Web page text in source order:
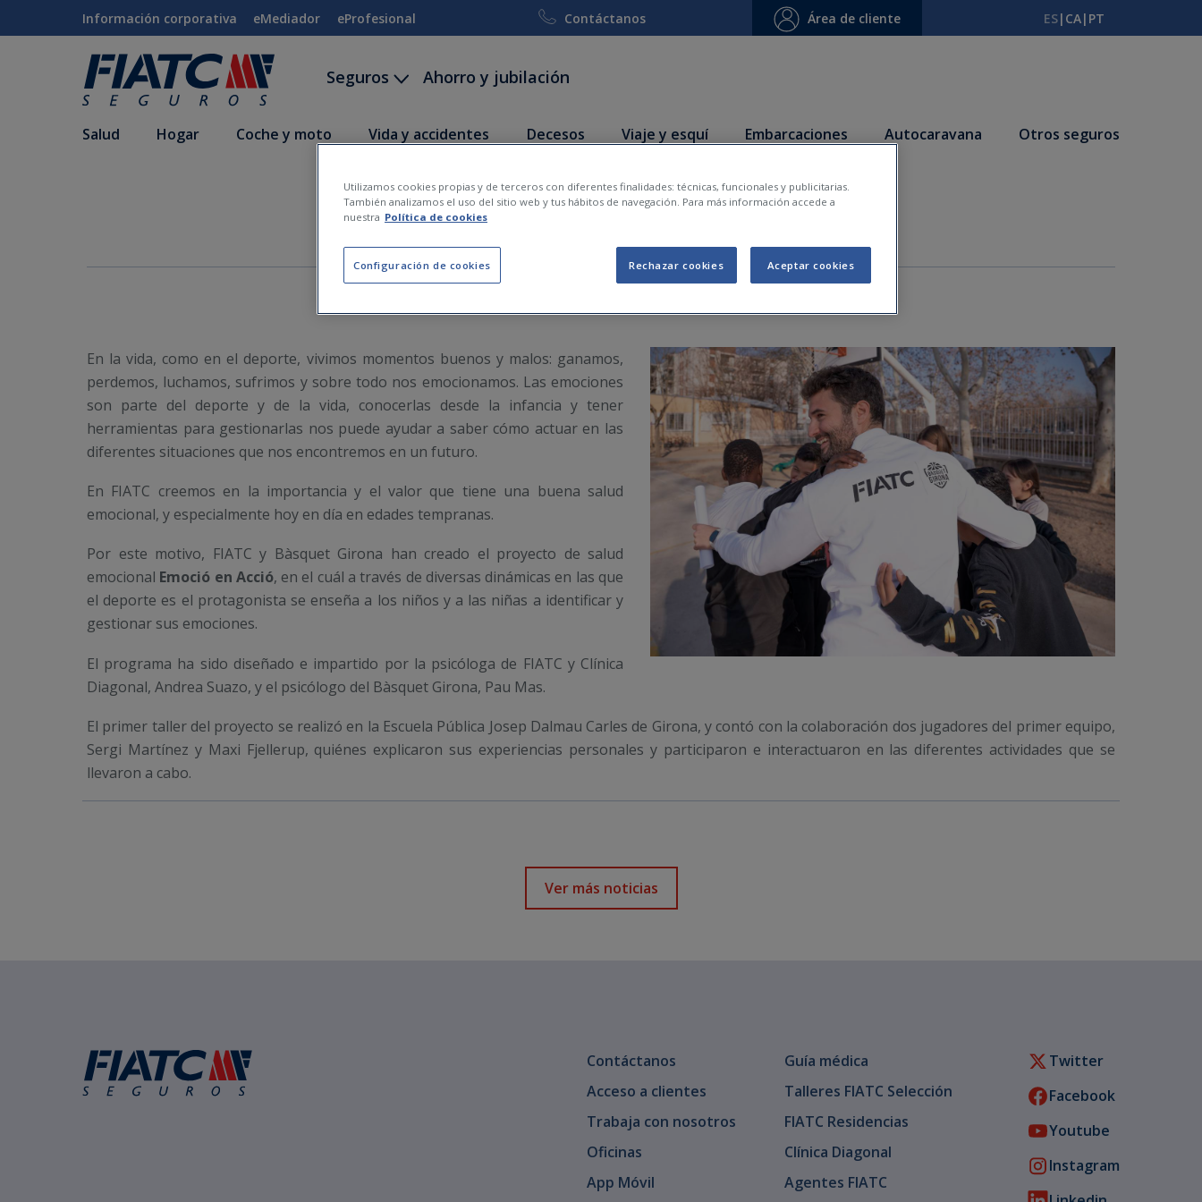
Saltar al contenido principal
Información corporativa eMediador eProfesional Contáctanos Área de cliente ES| CA| PT
Seguros Ahorro y jubilación
Salud Hogar Coche y moto Vida y accidentes Decesos Viaje y esquí Embarcaciones Autocaravana Otros seguros
El deporte, una escuela de vida
En la vida, como en el deporte, vivimos momentos buenos y malos: ganamos,
perdemos, luchamos, sufrimos y sobre todo nos emocionamos. Las emociones
son parte del deporte y de la vida, conocerlas desde la infancia y tener
herramientas para gestionarlas nos puede ayudar a saber cómo actuar en las
diferentes situaciones que nos encontremos en un futuro.
En FIATC creemos en la importancia y el valor que tiene una buena salud
emocional, y especialmente hoy en día en edades tempranas.
Por este motivo, FIATC y Bàsquet Girona han creado el proyecto de salud
emocional Emoció en Acció, en el cuál a través de diversas dinámicas en las que
el deporte es el protagonista se enseña a los niños y a las niñas a identificar y
gestionar sus emociones.
El programa ha sido diseñado e impartido por la psicóloga de FIATC y Clínica
Diagonal, Andrea Suazo, y el psicólogo del Bàsquet Girona, Pau Mas.
El primer taller del proyecto se realizó en la Escuela Pública Josep Dalmau Carles de Girona, y contó con la colaboración dos jugadores del primer equipo,
Sergi Martínez y Maxi Fjellerup, quiénes explicaron sus experiencias personales y participaron e interactuaron en las diferentes actividades que se
llevaron a cabo.
Ver más noticias
Contáctanos
Acceso a clientes
Trabaja con nosotros
Oficinas
App Móvil
Guía médica
Talleres FIATC Selección
FIATC Residencias
Clínica Diagonal
Agentes FIATC
Twitter
Facebook
Youtube
Instagram
Utilizamos cookies propias y de terceros con diferentes finalidades: técnicas, funcionales y publicitarias.
También analizamos el uso del sitio web y tus hábitos de navegación. Para más información accede a
nuestra Política de cookies
Configuración de cookies Rechazar cookies Aceptar cookies